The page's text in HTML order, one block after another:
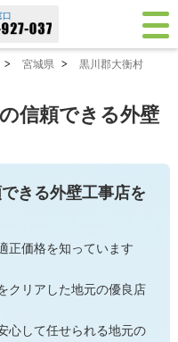
口
> 宮城県 > 黒川郡大衡村
信頼できる外壁
きる外壁工事店を
正価格を知っています
クリアした地元の優良店
心して任せられる地元の